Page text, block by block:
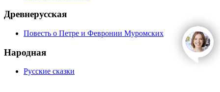
Древнерусская
Повесть о Петре и Февронии Муромских
Народная
Русские сказки
open